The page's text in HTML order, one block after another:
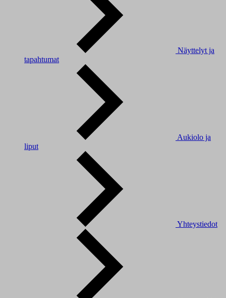
Näyttelyt ja
tapahtumat
Aukiolo ja
liput
Yhteystiedot